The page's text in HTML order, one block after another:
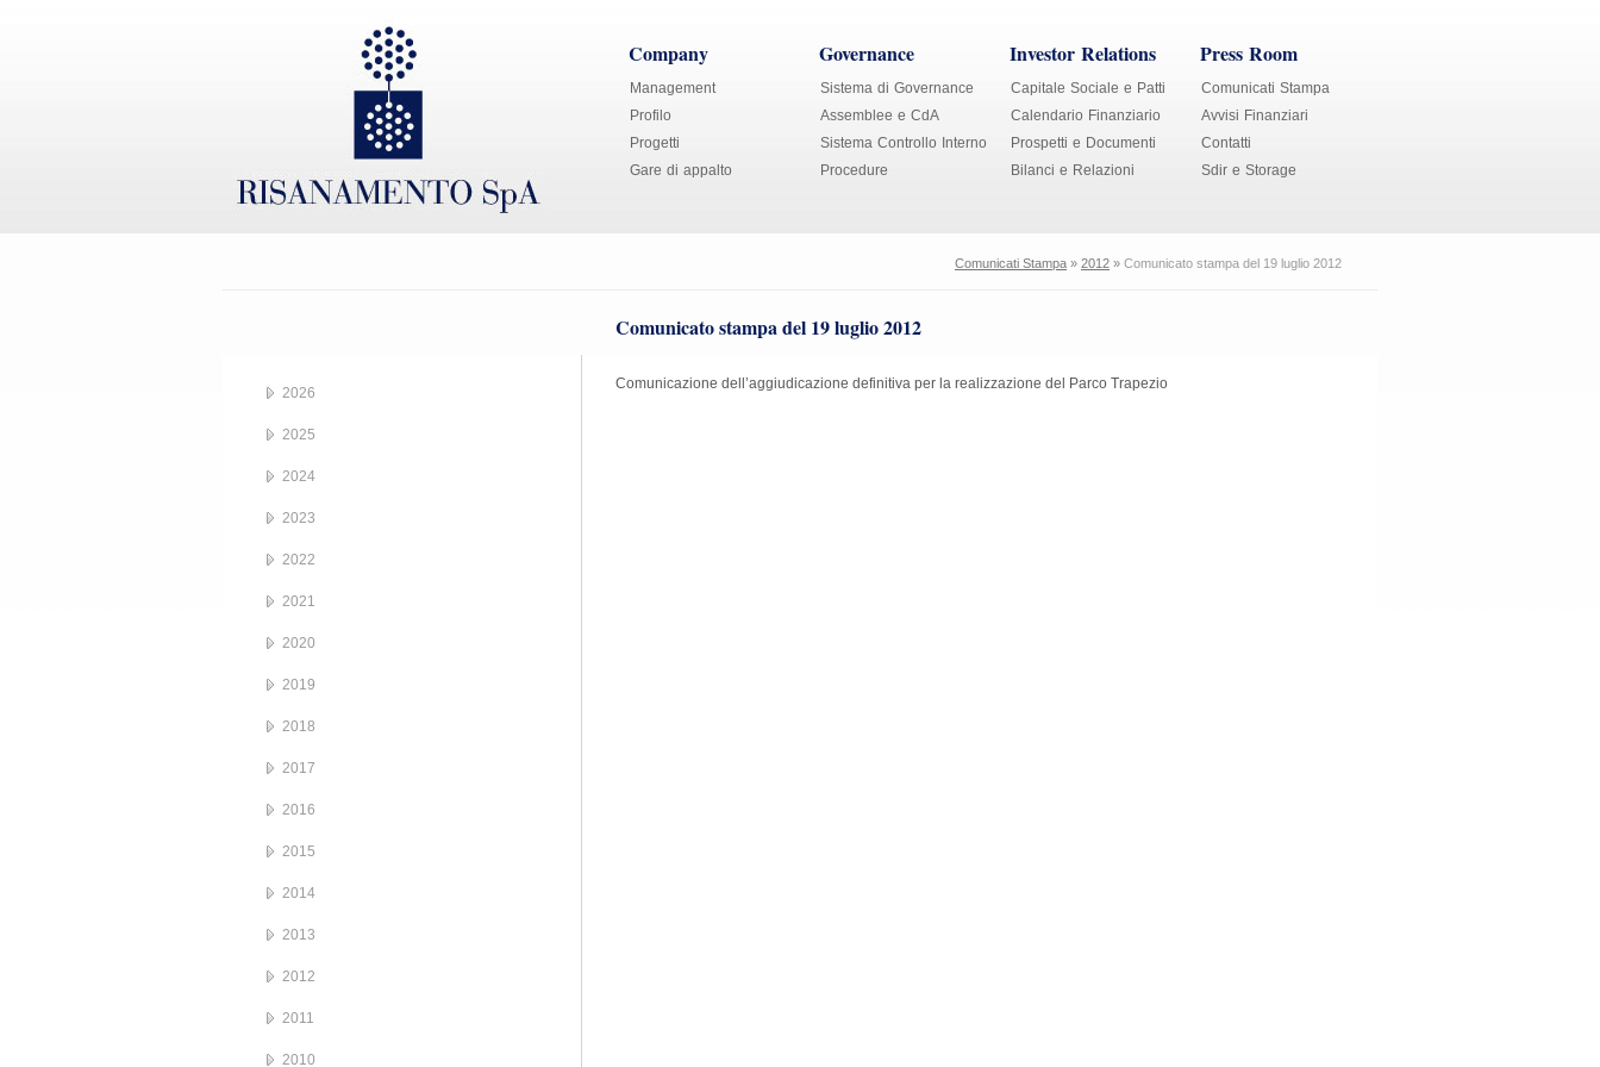
Company
Management
Profilo
Progetti
Gare di appalto
Governance
Sistema di Governance
Assemblee e CdA
Sistema Controllo Interno
Procedure
Investor Relations
Capitale Sociale e Patti
Calendario Finanziario
Prospetti e Documenti
Bilanci e Relazioni
Press Room
Comunicati Stampa
Avvisi Finanziari
Contatti
Sdir e Storage
Comunicati Stampa » 2012 » Comunicato stampa del 19 luglio 2012
Comunicato stampa del 19 luglio 2012
Comunicazione dell’aggiudicazione definitiva per la realizzazione del Parco Trapezio
2026
2025
2024
2023
2022
2021
2020
2019
2018
2017
2016
2015
2014
2013
2012
2011
2010